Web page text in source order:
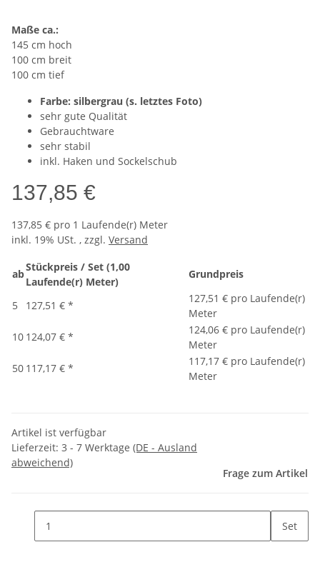
Maße ca.:
145 cm hoch
100 cm breit
100 cm tief
Farbe: silbergrau (s. letztes Foto)
sehr gute Qualität
Gebrauchtware
sehr stabil
inkl. Haken und Sockelschub
137,85 €
137,85 € pro 1 Laufende(r) Meter
inkl. 19% USt. , zzgl. Versand
ab
Stückpreis / Set (1,00
Laufende(r) Meter)
Grundpreis
5 127,51 € *
127,51 € pro Laufende(r)
Meter
10 124,07 € *
124,06 € pro Laufende(r)
Meter
50 117,17 € *
117,17 € pro Laufende(r)
Meter
Artikel ist verfügbar
Lieferzeit: 3 - 7 Werktage (DE - Ausland
abweichend)
Frage zum Artikel
Set